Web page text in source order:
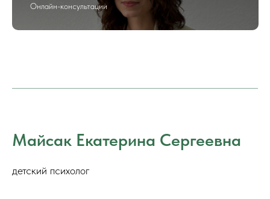
Онлайн-консультации
Майсак Екатерина Сергеевна
детский психолог